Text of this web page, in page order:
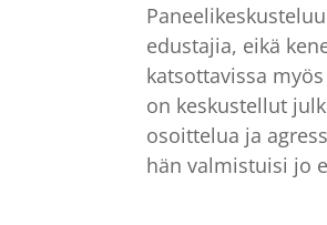
edustajia, eikä
katsottavissa myös
on keskustellut
osoittelua ja
hän valmistuisi jo